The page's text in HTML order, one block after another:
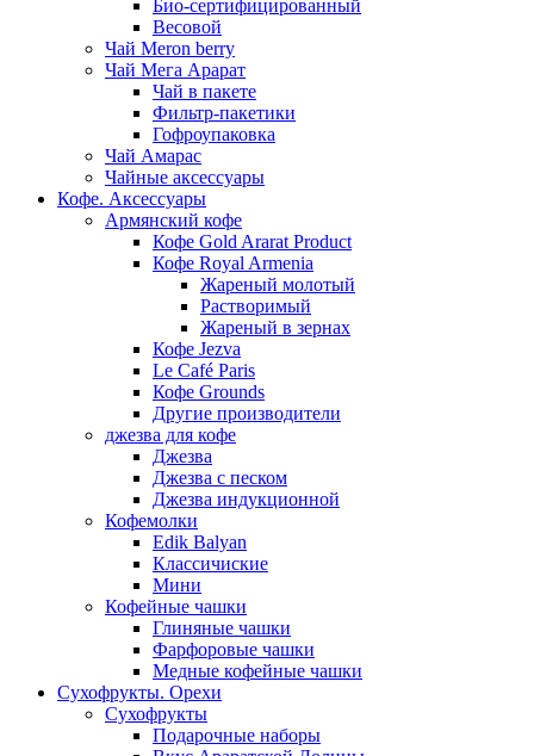
Био-сертифицированный
Весовой
Чай Meron berry
Чай Мега Арарат
Чай в пакете
Фильтр-пакетики
Гофроупаковка
Чай Амарас
Чайные аксессуары
Кофе. Аксессуары
Армянский кофе
Кофе Gold Ararat Product
Кофе Royal Armenia
Жареный молотый
Растворимый
Жареный в зернах
Кофе Jezva
Le Café Paris
Кофе Grounds
Другие производители
джезва для кофе
Джезва
Джезва с песком
Джезва индукционной
Кофемолки
Edik Balyan
Классичиские
Мини
Кофейные чашки
Глиняные чашки
Фарфоровые чашки
Медные кофейные чашки
Сухофрукты. Орехи
Сухофрукты
Подарочные наборы